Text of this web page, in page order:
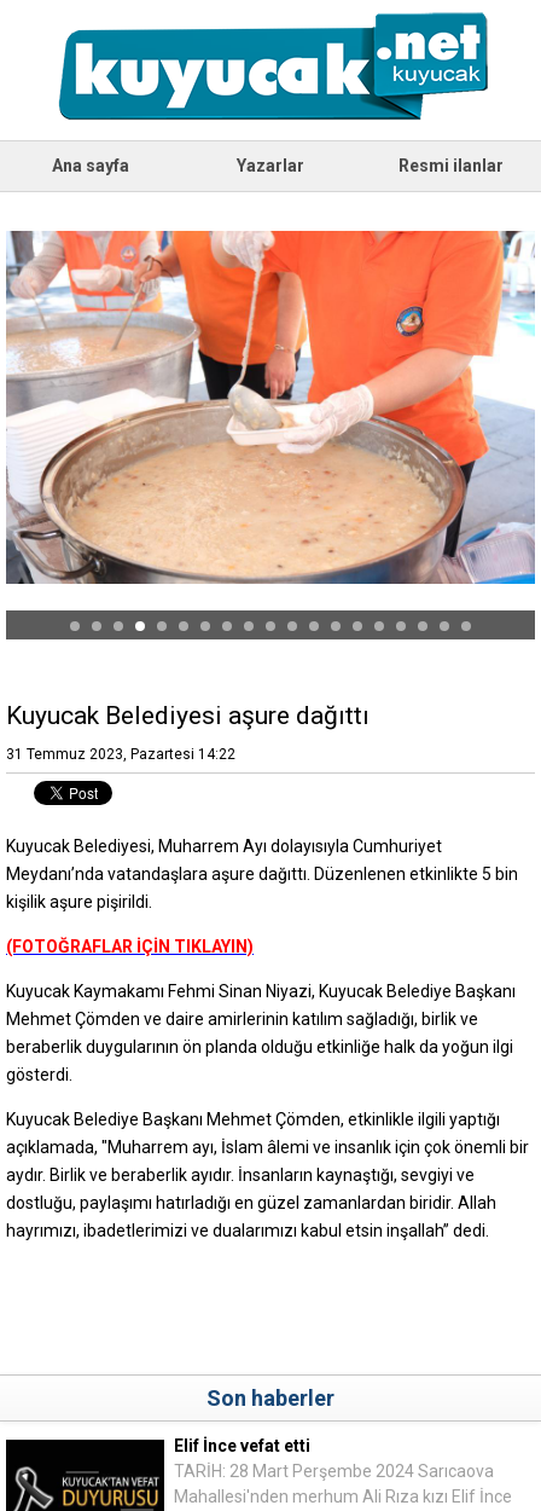
Ana sayfa Yazarlar Resmi ilanlar
Kuyucak Belediyesi aşure dağıttı
31 Temmuz 2023, Pazartesi 14:22
Kuyucak Belediyesi, Muharrem Ayı dolayısıyla Cumhuriyet
Meydanı’nda vatandaşlara aşure dağıttı. Düzenlenen etkinlikte 5 bin
kişilik aşure pişirildi.
(FOTOĞRAFLAR İÇİN TIKLAYIN)
Kuyucak Kaymakamı Fehmi Sinan Niyazi, Kuyucak Belediye Başkanı
Mehmet Çömden ve daire amirlerinin katılım sağladığı, birlik ve
beraberlik duygularının ön planda olduğu etkinliğe halk da yoğun ilgi
gösterdi.
Kuyucak Belediye Başkanı Mehmet Çömden, etkinlikle ilgili yaptığı
açıklamada, "Muharrem ayı, İslam âlemi ve insanlık için çok önemli bir
aydır. Birlik ve beraberlik ayıdır. İnsanların kaynaştığı, sevgiyi ve
dostluğu, paylaşımı hatırladığı en güzel zamanlardan biridir. Allah
hayrımızı, ibadetlerimizi ve dualarımızı kabul etsin inşallah” dedi.
Son haberler
Elif İnce vefat etti
TARİH: 28 Mart Perşembe 2024 Sarıcaova
Mahallesi'nden merhum Ali Rıza kızı Elif İnce